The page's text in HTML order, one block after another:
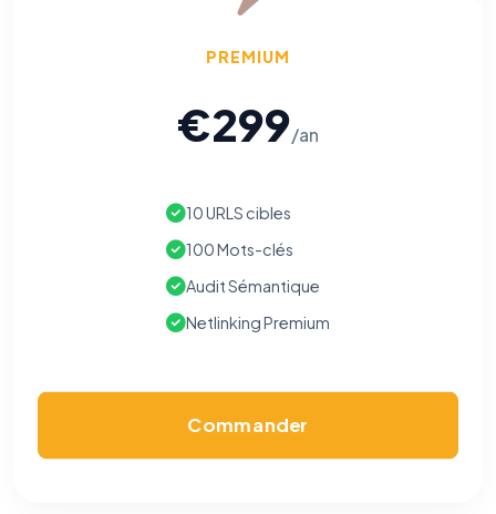
PREMIUM
€299/an
10 URLS cibles
100 Mots-clés
Audit Sémantique
Netlinking Premium
Commander